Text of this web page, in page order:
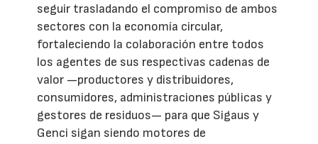
seguir trasladando el compromiso de ambos
sectores con la economía circular,
fortaleciendo la colaboración entre todos
los agentes de sus respectivas cadenas de
valor —productores y distribuidores,
consumidores, administraciones públicas y
gestores de residuos— para que Sigaus y
Genci sigan siendo motores de